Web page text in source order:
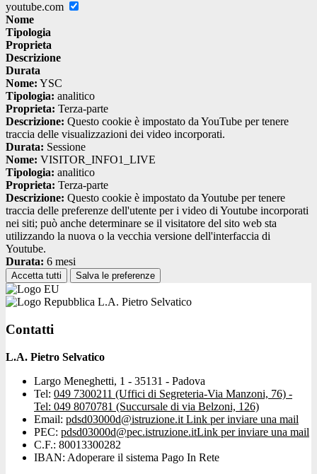
youtube.com
Nome
Tipologia
Proprieta
Descrizione
Durata
Nome: YSC
Tipologia: analitico
Proprieta: Terza-parte
Descrizione: Questo cookie è impostato da YouTube per tenere
traccia delle visualizzazioni dei video incorporati.
Durata: Sessione
Nome: VISITOR_INFO1_LIVE
Tipologia: analitico
Proprieta: Terza-parte
Descrizione: Questo cookie è impostato da Youtube per tenere
traccia delle preferenze dell'utente per i video di Youtube incorporati
nei siti; può anche determinare se il visitatore del sito web sta
utilizzando la nuova o la vecchia versione dell'interfaccia di
Youtube.
Durata: 6 mesi
Accetta tutti Salva le preferenze
L.A. Pietro Selvatico
Contatti
L.A. Pietro Selvatico
Largo Meneghetti, 1 - 35131 - Padova
Tel: 049 7300211 (Uffici di Segreteria-Via Manzoni, 76) -
Tel: 049 8070781 (Succursale di via Belzoni, 126)
Email: pdsd03000d@istruzione.it Link per inviare una mail
PEC: pdsd03000d@pec.istruzione.itLink per inviare una mail
C.F.: 80013300282
IBAN: Adoperare il sistema Pago In Rete